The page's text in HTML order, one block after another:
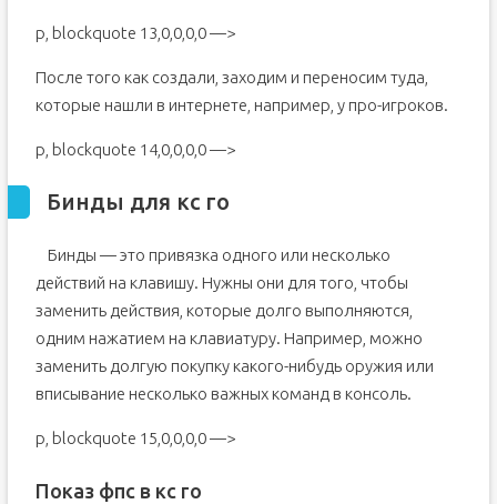
p, blockquote 13,0,0,0,0 —>
После того как создали, заходим и переносим туда,
которые нашли в интернете, например, у про-игроков.
p, blockquote 14,0,0,0,0 —>
Бинды для кс го
Бинды — это привязка одного или несколько
действий на клавишу. Нужны они для того, чтобы
заменить действия, которые долго выполняются,
одним нажатием на клавиатуру. Например, можно
заменить долгую покупку какого-нибудь оружия или
вписывание несколько важных команд в консоль.
p, blockquote 15,0,0,0,0 —>
Показ фпс в кс го